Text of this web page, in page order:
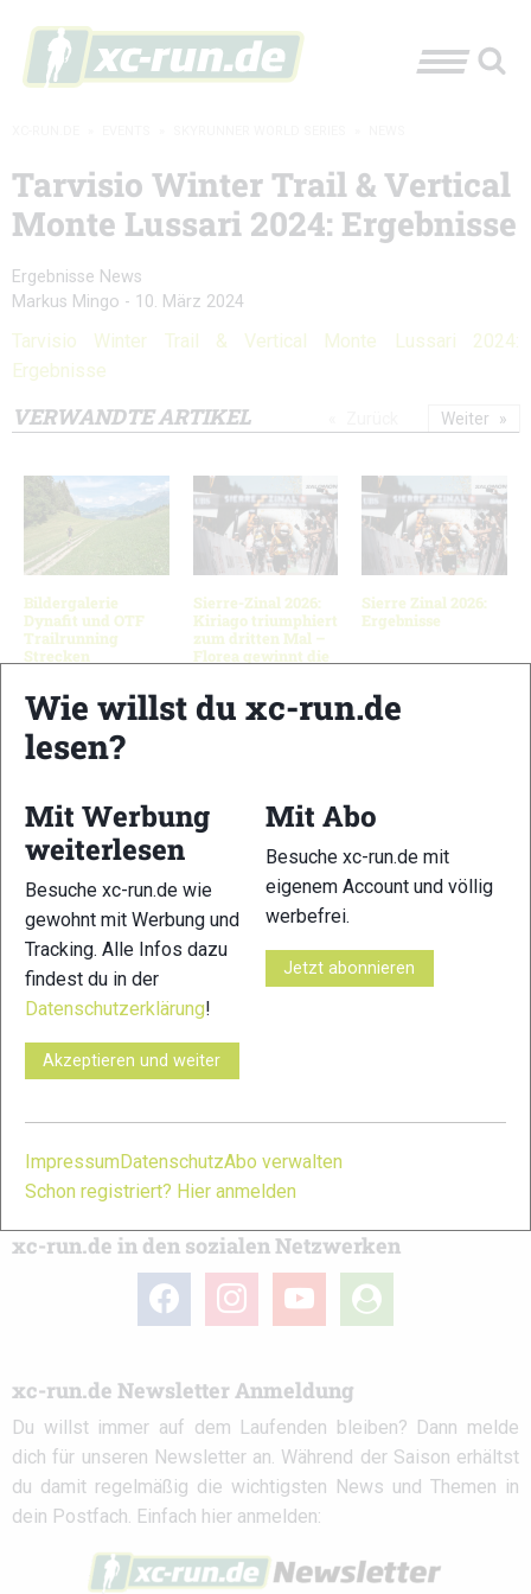
Tarvisio Winter Trail & Vertical
Monte Lussari 2024: Ergebnisse
Ergebnisse News
Markus Mingo - 10. März 2024
Tarvisio Winter Trail & Vertical Monte Lussari 2024:
Ergebnisse
VERWANDTE ARTIKEL
Bildergalerie
Dynafit und OTF
Trailrunning
Strecken
Sierre-Zinal 2026:
Kiriago triumphiert
zum dritten Mal –
Florea gewinnt die
Trailrunnings“
Sierre Zinal 2026:
Ergebnisse
Weiter
xc-run.de ist DAS deutschsprachige Trailrunning-Portal mit
aktuellen News aus der Szene, einer Traildatenbank,
Trailrunning-Community und allem was du sonst noch über
deine Lieblingssportart wissen solltest.
ObTrailrunning-Anfänger oder Profi-Sportler, wir haben
dasKontaktformularerreichen.
xc-run.de in den sozialen Netzwerken
facebook instagramyoutube
user-
circle
xc-run.de Newsletter Anmeldung
Du willst immer auf dem Laufenden bleiben? Dann melde
dich für unseren Newsletter an. Während der Saison erhältst
du damit regelmäßig die wichtigsten News und Themen in
dein Postfach. Einfach hier anmelden:
Wie willst du xc-run.de
lesen?
Mit Werbung
weiterlesen
Besuche xc-run.de wie
gewohnt mit Werbung und
Tracking. Alle Infos dazu
findest du in der
Datenschutzerklärung!
Akzeptieren und weiter
Mit Abo
Besuche xc-run.de mit
eigenem Account und völlig
werbefrei.
Jetzt abonnieren
ImpressumDatenschutzAbo verwalten
Schon registriert? Hier anmelden